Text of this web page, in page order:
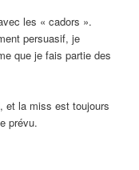
les « cadors ».
persuasif, je
que je fais partie des
et la miss est toujours
prévu.